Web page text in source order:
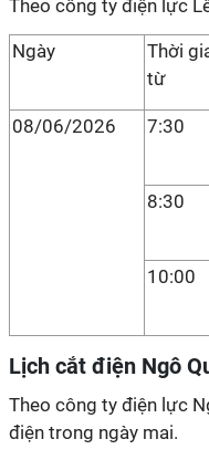
Theo công ty điện lực
Ngày
Thời
từ
08/06/2026 7:30
8:30
10:00
Lịch cắt điện Ngô
Theo công ty điện lực
điện trong ngày mai.